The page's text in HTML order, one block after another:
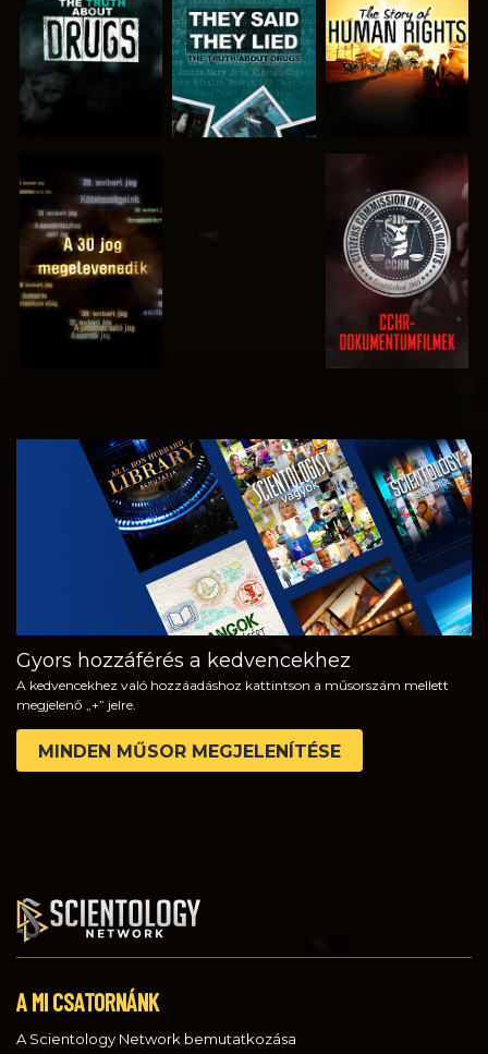
MŰSORNÉZÉS MŰSORNÉZÉS
MŰSORNÉZÉS
A SOROZAT
RÉSZEI
Gyors hozzáférés a kedvencekhez
A kedvencekhez való hozzáadáshoz kattintson a műsorszám mellett
megjelenő „+” jelre.
MINDEN MŰSOR MEGJELENÍTÉSE
A MI CSATORNÁNK
A Scientology Network bemutatkozása